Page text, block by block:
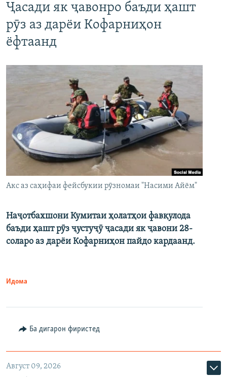
Ҷасади як ҷавонро баъди ҳашт
рӯз аз дарёи Кофарниҳон
ёфтаанд
Акс аз саҳифаи фейсбукии рӯзномаи "Насими Айём"
Наҷотбахшони Кумитаи ҳолатҳои фавқулода
баъди ҳашт рӯз ҷустуҷӯ ҷасади як ҷавони 28-
соларо аз дарёи Кофарниҳон пайдо кардаанд.
Идома
Ба дигарон фиристед
Август 09, 2026